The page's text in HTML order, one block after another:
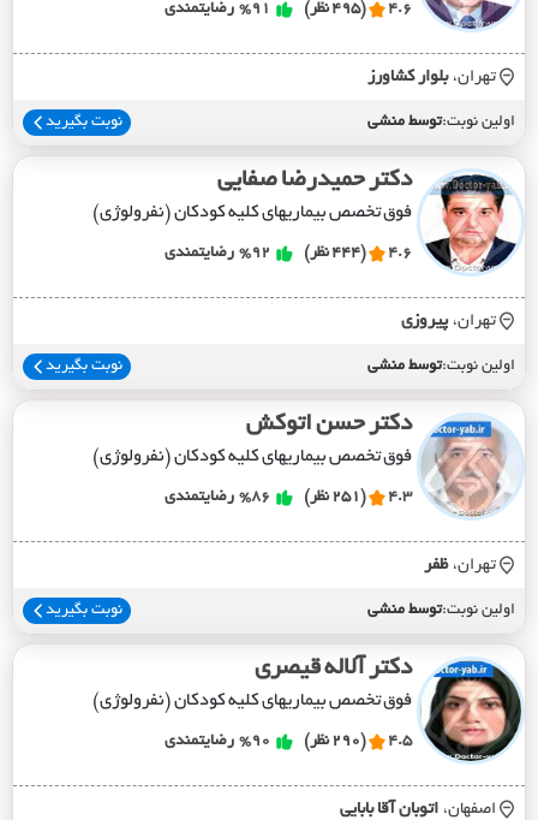
4.6 (495 نظر) %91 رضایتمندی
تهران، بلوار کشاورز
اولین نوبت:توسط منشی نوبت بگیرید
دکتر حمیدرضا صفایی
فوق تخصص بیماریهای کلیه کودکان (نفرولوژی)
4.6 (444 نظر) %92 رضایتمندی
تهران، پيروزي
اولین نوبت:توسط منشی نوبت بگیرید
دکتر حسن اتوکش
فوق تخصص بیماریهای کلیه کودکان (نفرولوژی)
4.3 (251 نظر) %86 رضایتمندی
تهران، ظفر
اولین نوبت:توسط منشی نوبت بگیرید
دکتر آلاله قیصری
فوق تخصص بیماریهای کلیه کودکان (نفرولوژی)
4.5 (290 نظر) %90 رضایتمندی
اصفهان، اتوبان آقا بابايي